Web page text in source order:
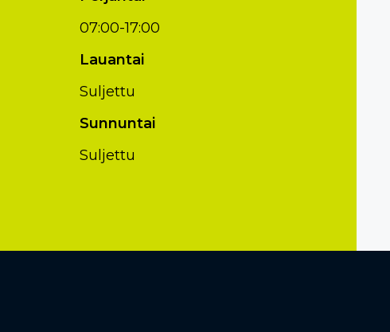
07:00-17:00
Lauantai
Suljettu
Sunnuntai
Suljettu